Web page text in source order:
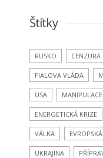
Štítky
RUSKO CENZURA
FIALOVA VLÁDA
USA
ENERGETICKÁ KRIZE
VÁLKA
UKRAJINA